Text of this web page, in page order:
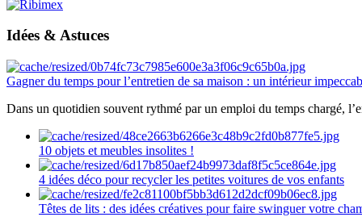
Idées & Astuces
Gagner du temps pour l’entretien de sa maison : un intérieur
Dans un quotidien souvent rythmé par un emploi du temps chargé,
10 objets et meubles insolites !
4 idées déco pour recycler les petites voitures de vos enfants
Têtes de lits : des idées créatives pour faire swinguer votre